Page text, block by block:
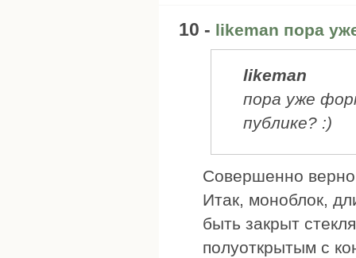
10 - likeman пора
likeman
пора уже
публике? :)
Совершенно
Итак, моноблок,
быть закрыт
полуоткрытым с